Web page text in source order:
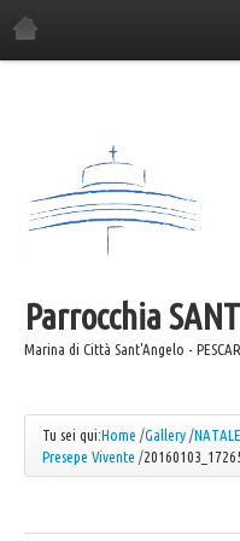
Orario Sante Messe
Gli incontri in parrocchia
Il Consiglio Economico
Il Comitato Festa
I Gruppi Parrocchiali
Azione Cattolica
Coro "Canta e Cammina"
Caritas
Parrocchia
Marina di Città Sant'Angelo -
Tu sei qui:Home /Gallery /
Presepe Vivente /